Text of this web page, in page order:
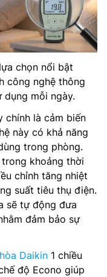
chọn nổi bật
công nghệ thông
dụng mỗi ngày.
chính là cảm biến
này có khả năng
trong phòng.
khoảng thời
chỉnh tăng nhiệt
suất tiêu thụ điện.
sẽ tự động đưa
đảm bảo sự
Daikin 1 chiều
độ Econo giúp